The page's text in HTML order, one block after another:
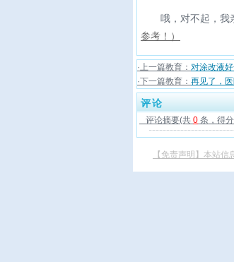
哦，对不起，我亲
参考！）
·上一篇教育： 对涂改液
·下一篇教育： 再见了，
评论
评论摘要(共 0 条，得分
【免责声明】本站